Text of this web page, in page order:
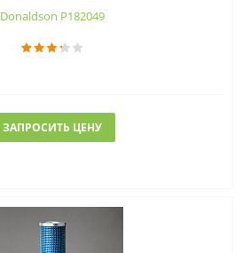
Donaldson P182049
ЗАПРОСИТЬ ЦЕНУ